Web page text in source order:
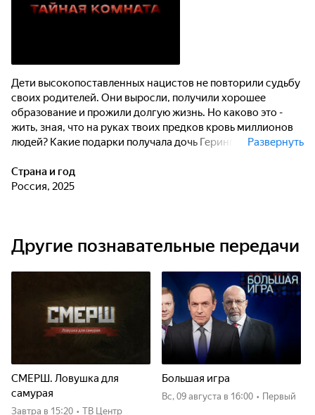
Дети высокопоставленных нацистов не повторили судьбу
своих родителей. Они выросли, получили хорошее
образование и прожили долгую жизнь. Но каково это -
жить, зная, что на руках твоих предков кровь миллионов
людей? Какие подарки получала дочь Геринга от дяди
концлагеря? Что стало с десятью детьми Мартина
Бормана? И правда ли, что в Аргентине до сих пор живут
Развернуть
Страна и год
Россия, 2025
Другие познавательные передачи
СМЕРШ. Ловушка для
самурая
Завтра в 15:20 • ТВ Центр
Большая игра
вс, 09 августа в 16:00 • Первый